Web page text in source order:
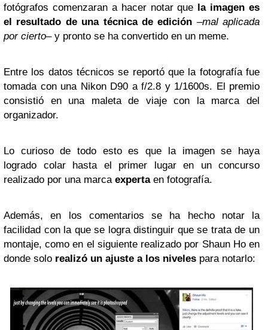
fotógrafos comenzaran a hacer notar que
la imagen es
el resultado de una técnica de edición –mal aplicada
por cierto– y pronto se ha convertido en un meme.
Entre los datos técnicos se reportó que la fotografía fue
tomada con una Nikon D90 a f/2.8 y 1/1600s. El premio
consistió en una maleta de viaje con la marca del
organizador.
Lo curioso de todo esto es que la imagen se haya
logrado colar hasta el primer lugar en un concurso
realizado por una marca expertaen fotografía.
Además, en los comentarios se ha hecho notar la
facilidad con la que se logra distinguir que se trata de un
montaje, como en el siguiente realizado por Shaun Ho en
donde solo realizó un ajuste a los niveles para notarlo: